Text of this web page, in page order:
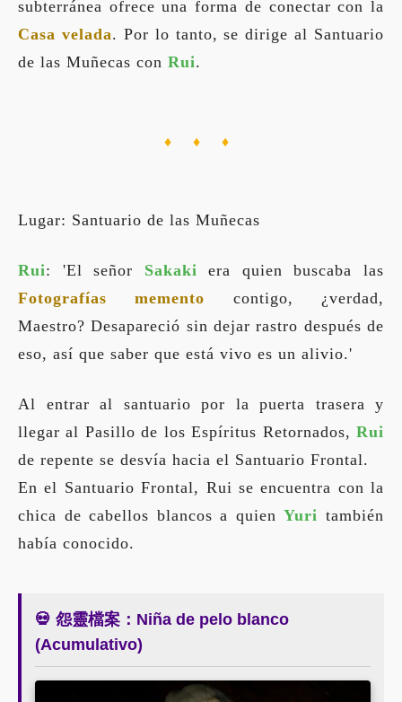
subterránea ofrece una forma de conectar con la
Casa velada. Por lo tanto, se dirige al Santuario
de las Muñecas con Rui.
♦ ♦ ♦
Lugar: Santuario de las Muñecas
Rui: 'El señor Sakaki era quien buscaba las
Fotografías memento contigo, ¿verdad,
Maestro? Desapareció sin dejar rastro después de
eso, así que saber que está vivo es un alivio.'
Al entrar al santuario por la puerta trasera y
llegar al Pasillo de los Espíritus Retornados, Rui
de repente se desvía hacia el Santuario Frontal.
En el Santuario Frontal, Rui se encuentra con la
chica de cabellos blancos a quienYuri también
había conocido.
💀 怨靈檔案：Niña de pelo blanco
(Acumulativo)